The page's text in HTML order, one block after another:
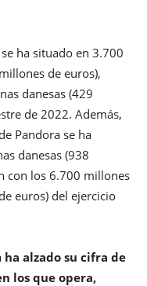
ha situado en 3.700
de euros),
danesas (429
de 2022. Además,
Pandora se ha
danesas (938
con los 6.700 millones
euros) del ejercicio
ha alzado su cifra de
los que opera,